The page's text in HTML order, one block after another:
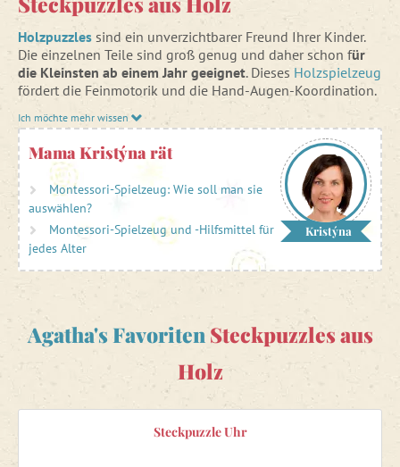
Holzpuzzles sind ein unverzichtbarer Freund Ihrer Kinder.
Die einzelnen Teile sind groß genug und daher schon für
die Kleinsten ab einem Jahr geeignet. Dieses Holzspielzeug
fördert die Feinmotorik und die Hand-Augen-Koordination.
Sie tragen auch dazu bei, den Wortschatz der Kinder zu
erweitern, wenn sie die abgebildeten Gegenstände und
Tiere benennen. Es gibt viele
verschiedene Themen zur
Auswahl: Meereswelt,Haustiere
, Baumaschinen,
Rettungskräfte
und vieles mehr, um Ihre Kinder zu
beschäftigen. DieSteckpuzzles aus Holz aus dem
Sortiment von Agatha's Welt sind immer aus hochwertigen
und sicheren Materialienhergestellt.
Ich möchte mehr wissen
Mama Kristýna rät
Montessori-Spielzeug: Wie soll man sie
auswählen?
Montessori-Spielzeug und -Hilfsmittel für
jedes Alter
Kristýna
Agatha's Favoriten Steckpuzzles aus
Holz
Steckpuzzle Uhr